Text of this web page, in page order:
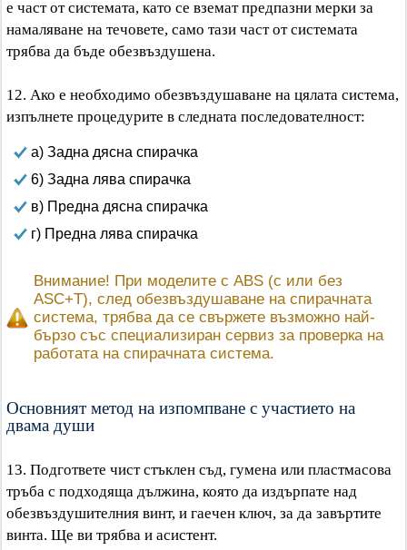
е част от системата, като се вземат предпазни мерки за
намаляване на течовете, само тази част от системата
трябва да бъде обезвъздушена.
12. Ако е необходимо обезвъздушаване на цялата система,
изпълнете процедурите в следната последователност:
а) Задна дясна спирачка
6) Задна лява спирачка
в) Предна дясна спирачка
г) Предна лява спирачка
Внимание! При моделите с ABS (с или без
ASC+T), след обезвъздушаване на спирачната
система, трябва да се свържете възможно най-
бързо със специализиран сервиз за проверка на
работата на спирачната система.
Основният метод на изпомпване с участието на
двама души
13. Подгответе чист стъклен съд, гумена или пластмасова
тръба с подходяща дължина, която да издърпате над
обезвъздушителния винт, и гаечен ключ, за да завъртите
винта. Ще ви трябва и асистент.